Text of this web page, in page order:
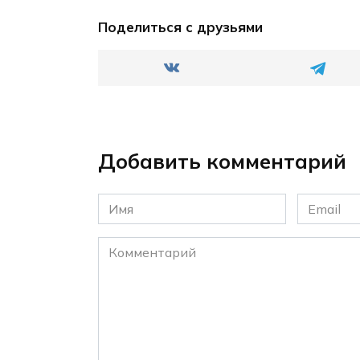
Поделиться с друзьями
Добавить комментарий
Имя
*
Email
*
Комментарий